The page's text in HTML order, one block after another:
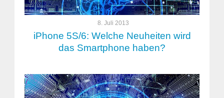
8. Juli 2013
iPhone 5S/6: Welche Neuheiten wird
das Smartphone haben?